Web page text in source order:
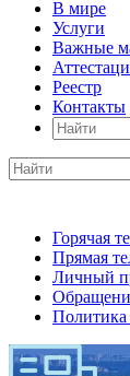
В мире
Услуги
Важные
Реестр
Контакты
Горячая
Прямая
Личный
Политика